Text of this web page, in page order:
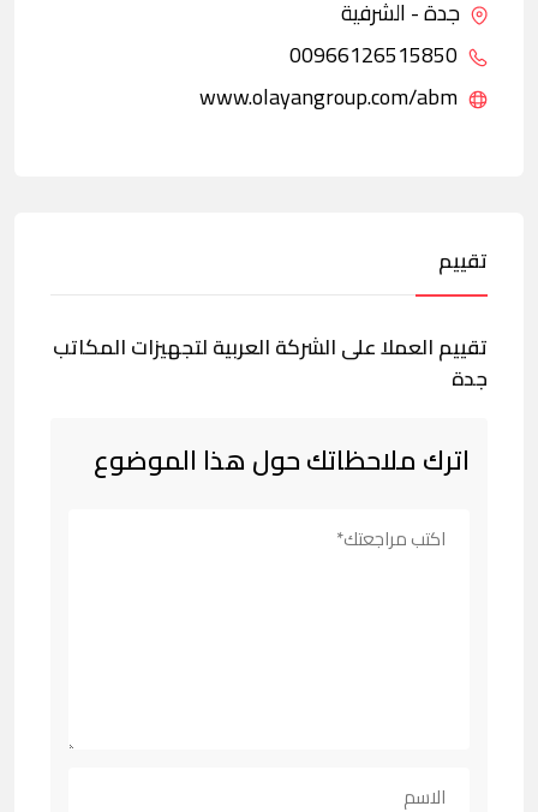
جدة - الشرفية
تقييم
تقييم العملا على الشركة العربية لتجهيزات المكاتب
جدة
اترك ملاحظاتك حول هذا الموضوع